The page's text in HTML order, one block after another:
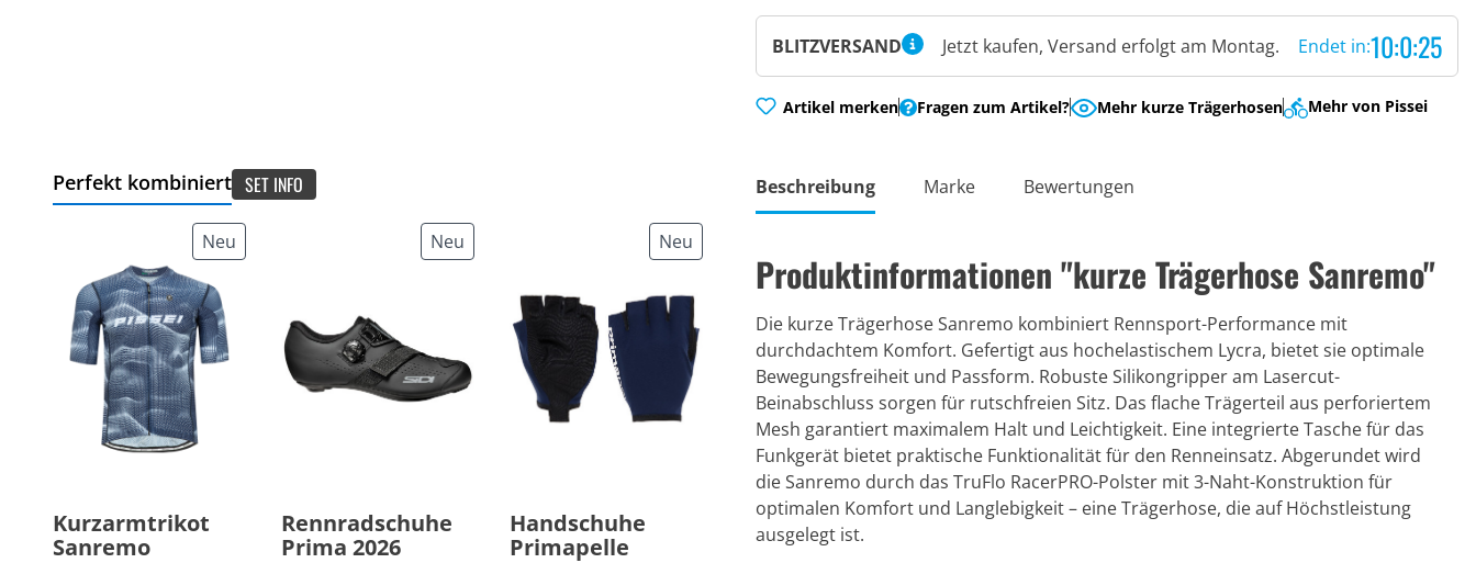
BLITZVERSAND Jetzt kaufen, Versand erfolgt am Montag. Endet in:10:0:24
Artikel merken Fragen zum Artikel? Mehr kurze Trägerhosen Mehr von Pissei
Perfekt kombiniert SET INFO
Neu
Kurzarmtrikot
Sanremo
Neu
Rennradschuhe
Prima 2026
Neu
Handschuhe
Primapelle
Beschreibung Marke Bewertungen
Produktinformationen "kurze Trägerhose Sanremo"
Die kurze Trägerhose Sanremo kombiniert Rennsport-Performance mit
durchdachtem Komfort. Gefertigt aus hochelastischem Lycra, bietet sie optimale
Bewegungsfreiheit und Passform. Robuste Silikongripper am Lasercut-
Beinabschluss sorgen für rutschfreien Sitz. Das flache Trägerteil aus perforiertem
Mesh garantiert maximalem Halt und Leichtigkeit. Eine integrierte Tasche für das
Funkgerät bietet praktische Funktionalität für den Renneinsatz. Abgerundet wird
die Sanremo durch das TruFlo RacerPRO-Polster mit 3-Naht-Konstruktion für
optimalen Komfort und Langlebigkeit – eine Trägerhose, die auf Höchstleistung
ausgelegt ist.